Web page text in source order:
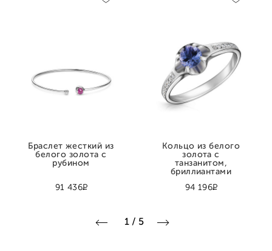
91 436Р
Браслет жесткий из
белого золота с
рубином
94 196Р
Кольцо из белого
золота с
танзанитом,
бриллиантами
1 / 5